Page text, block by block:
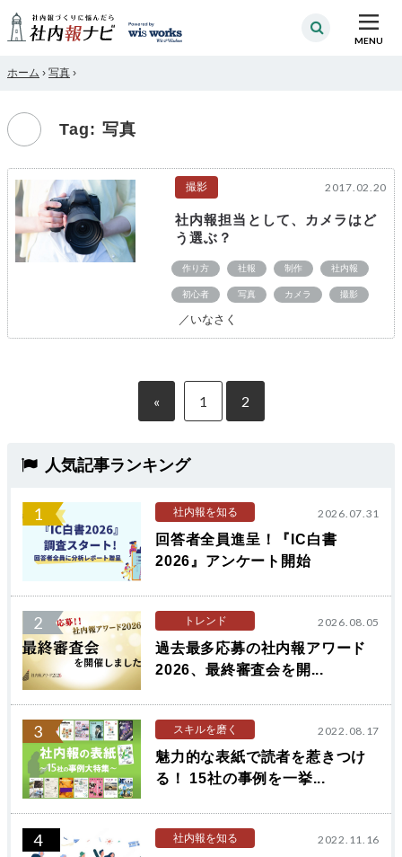
MENU
ホーム › 写真 ›
Tag: 写真
撮影 2017.02.20
社内報担当として、カメラはど
う選ぶ？
作り方 社報 制作 社内報
初心者 写真 カメラ 撮影
／いなさく
« 1 2
人気記事ランキング
1 社内報を知る 2026.07.31
回答者全員進呈！『IC白書
2026』アンケート開始
2 トレンド 2026.08.05
過去最多応募の社内報アワード
2026、最終審査会を開...
3 スキルを磨く 2022.08.17
魅力的な表紙で読者を惹きつけ
る！ 15社の事例を一挙...
4 社内報を知る 2022.11.16